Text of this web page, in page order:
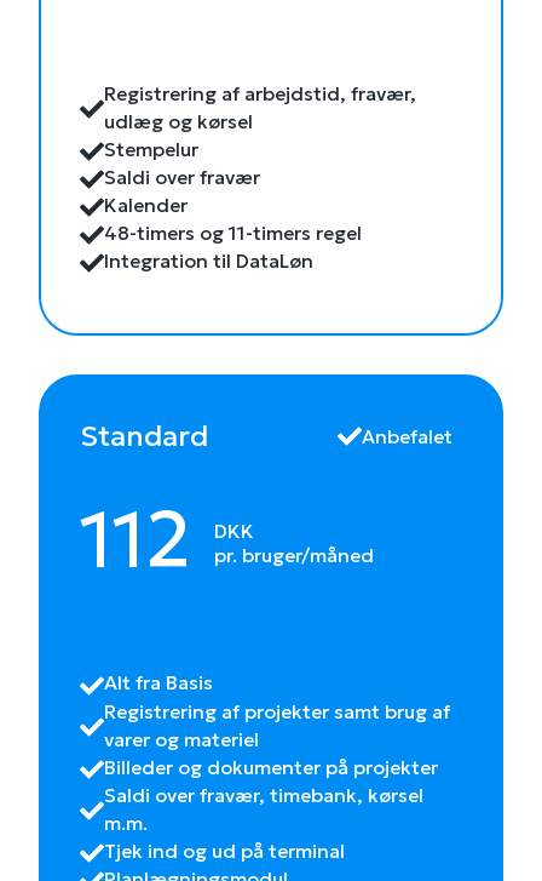
Registrering af arbejdstid, fravær,
udlæg og kørsel
Stempelur
Saldi over fravær
Kalender
48-timers og 11-timers regel
Integration til DataLøn
Standard Anbefalet
112
DKK
pr. bruger/måned
Alt fra Basis
Registrering af projekter samt brug af
varer og materiel
Billeder og dokumenter på projekter
Saldi over fravær, timebank, kørsel
m.m.
Tjek ind og ud på terminal